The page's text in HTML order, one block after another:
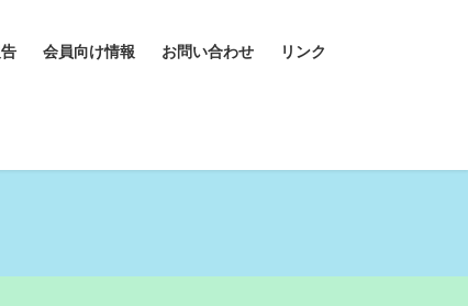
会員向け情報 お問い合わせ リンク